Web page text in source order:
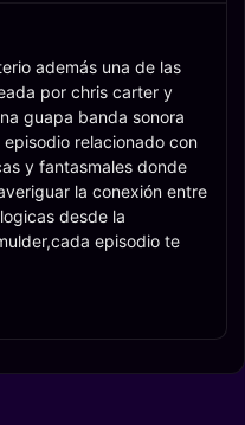
además una de las
por chris carter y
guapa banda sonora
relacionado con
y fantasmales donde
la conexión entre
desde la
episodio te